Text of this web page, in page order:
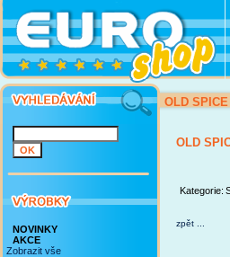
NOVINKY
AKCE
Zobrazit vše
OLD
OLD
Kategorie:
zpět ...